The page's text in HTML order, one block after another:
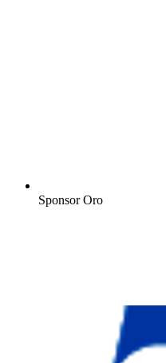
Sponsor Oro